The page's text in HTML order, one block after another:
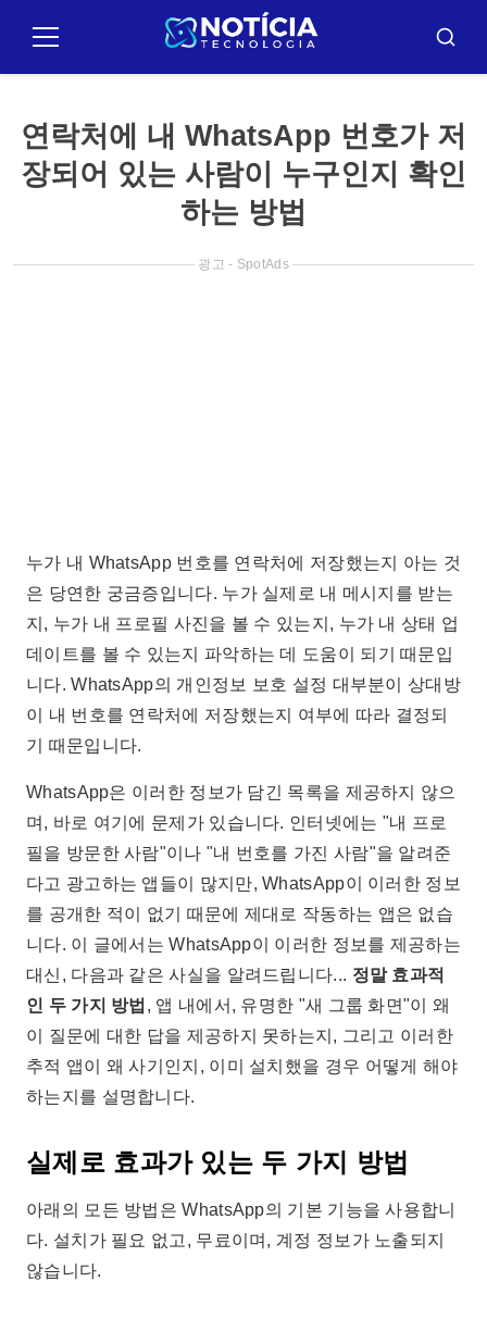
para메
버
연락처에 내 WhatsApp 번호가 저
장되어 있는 사람이 누구인지 확인
하는 방법
광고 - SpotAds
누가 내 WhatsApp 번호를 연락처에 저장했는지 아는 것
은 당연한 궁금증입니다. 누가 실제로 내 메시지를 받는
지, 누가 내 프로필 사진을 볼 수 있는지, 누가 내 상태 업
데이트를 볼 수 있는지 파악하는 데 도움이 되기 때문입
니다. WhatsApp의 개인정보 보호 설정 대부분이 상대방
이 내 번호를 연락처에 저장했는지 여부에 따라 결정되
기 때문입니다.
WhatsApp은 이러한 정보가 담긴 목록을 제공하지 않으
며, 바로 여기에 문제가 있습니다. 인터넷에는 "내 프로
필을 방문한 사람"이나 "내 번호를 가진 사람"을 알려준
다고 광고하는 앱들이 많지만, WhatsApp이 이러한 정보
를 공개한 적이 없기 때문에 제대로 작동하는 앱은 없습
니다. 이 글에서는 WhatsApp이 이러한 정보를 제공하는
대신, 다음과 같은 사실을 알려드립니다... 정말 효과적
인 두 가지 방법 , 앱 내에서, 유명한 "새 그룹 화면"이 왜
이 질문에 대한 답을 제공하지 못하는지, 그리고 이러한
추적 앱이 왜 사기인지, 이미 설치했을 경우 어떻게 해야
하는지를 설명합니다.
실제로 효과가 있는 두 가지 방법
아래의 모든 방법은 WhatsApp의 기본 기능을 사용합니
다. 설치가 필요 없고, 무료이며, 계정 정보가 노출되지
않습니다.